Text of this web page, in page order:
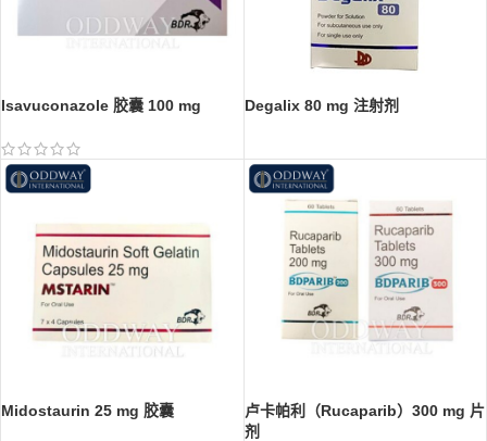
Isavuconazole 胶囊 100 mg Degalix 80 mg 注射剂
Midostaurin 25 mg 胶囊
卢卡帕利（Rucaparib）300 mg 片
剂